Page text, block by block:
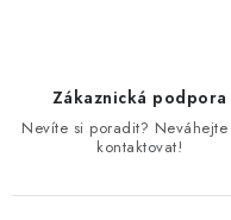
Zákaznická podpora
Nevíte si poradit? Neváhejte
kontaktovat!